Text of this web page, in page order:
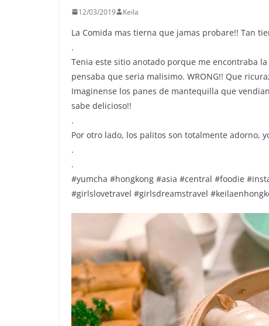
12/03/2019 Keila
La Comida mas tierna que jamas probare!! Tan
.
Tenia este sitio anotado porque me encontraba
pensaba que seria malisimo. WRONG!! Que
Imaginense los panes de mantequilla que
sabe delicioso!!
.
Por otro lado, los palitos son totalmente adorno,
.
.
#yumcha #hongkong #asia #central #foodie
#girlslovetravel #girlsdreamstravel